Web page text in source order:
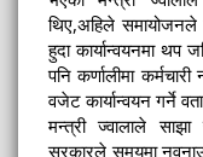
थिए,अहिले समायोजनले
हुदा कार्यान्वयनमा थप
पनि कर्णालीमा
वजेट कार्यान्वयन गर्ने
मन्त्री ज्वालाले
सरकारले समयमा